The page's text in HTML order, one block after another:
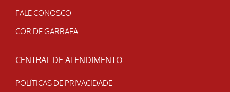
FALE CONOSCO
COR DE GARRAFA
CENTRAL DE ATENDIMENTO
POLÍTICAS DE PRIVACIDADE